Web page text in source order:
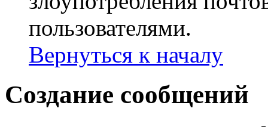
пользователями.
Вернуться к началу
Создание сообщений